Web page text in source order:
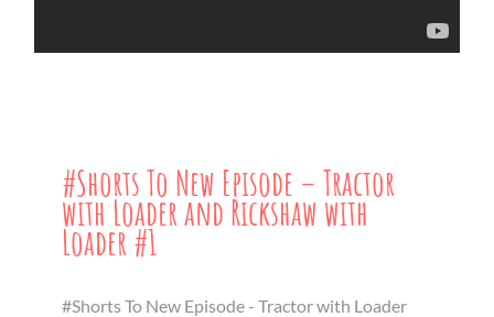
#Shorts To New Episode – Tractor
with Loader and Rickshaw with
Loader #1
#Shorts To New Episode - Tractor with Loader